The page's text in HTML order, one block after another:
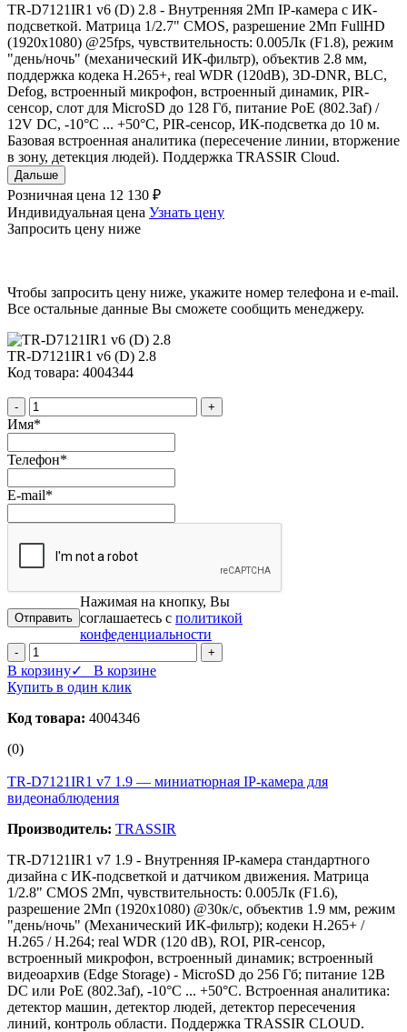
TR-D7121IR1 v6 (D) 2.8 - Внутренняя 2Мп IP-камера с ИК-
подсветкой. Матрица 1/2.7" CMOS, разрешение 2Мп FullHD
(1920х1080) @25fps, чувствительность: 0.005Лк (F1.8), режим
"день/ночь" (механический ИК-фильтр), объектив 2.8 мм,
поддержка кодека H.265+, real WDR (120dB), 3D-DNR, BLC,
Defog, встроенный микрофон, встроенный динамик, PIR-
сенсор, слот для MicroSD до 128 Гб, питание PoE (802.3af) /
12V DC, -10°C ... +50°C, PIR-сенсор, ИК-подсветка до 10 м.
Базовая встроенная аналитика (пересечение линии, вторжение
в зону, детекция людей). Поддержка TRASSIR Cloud.
Дальше
Розничная цена 12 130 ₽
Индивидуальная цена Узнать цену
Запросить цену ниже
Чтобы запросить цену ниже, укажите номер телефона и e-mail.
Все остальные данные Вы сможете сообщить менеджеру.
TR-D7121IR1 v6 (D) 2.8
Код товара: 4004344
- +
Имя*
Телефон*
E-mail*
Нажимая на кнопку, Вы
соглашаетесь с политикой
конфеденциальности
- +
В корзину✓ В корзине
Купить в один клик
Код товара: 4004346
(0)
TR-D7121IR1 v7 1.9 — миниатюрная IP‑камера для
видеонаблюдения
Производитель: TRASSIR
TR-D7121IR1 v7 1.9 - Внутренняя IP-камера стандартного
дизайна с ИК-подсветкой и датчиком движения. Матрица
1/2.8" CMOS 2Мп, чувствительность: 0.005Лк (F1.6),
разрешение 2Мп (1920x1080) @30к/с, объектив 1.9 мм, режим
"день/ночь" (Механический ИК-фильтр); кодеки Н.265+ /
Н.265 / H.264; real WDR (120 dB), ROI, PIR-сенсор,
встроенный микрофон, встроенный динамик; встроенный
видеоархив (Edge Storage) - MicroSD до 256 Гб; питание 12В
DC или PoE (802.3af), -10°C ... +50°C. Встроенная аналитика:
детектор машин, детектор людей, детектор пересечения
линий, контроль области. Поддержка TRASSIR CLOUD.